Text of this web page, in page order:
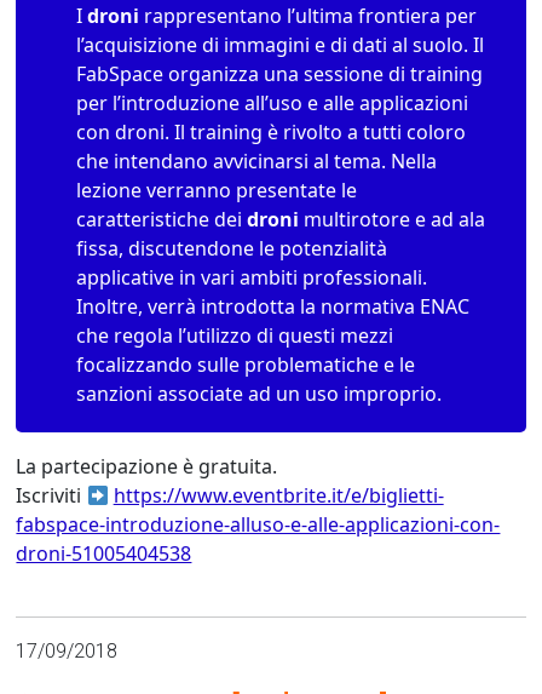
Idroni rappresentano l’ultima frontiera per
l’acquisizione di immagini e di dati al suolo. Il
FabSpace organizza una sessione di training
per l’introduzione all’uso e alle applicazioni
con droni. Il training è rivolto a tutti coloro
che intendano avvicinarsi al tema. Nella
lezione verranno presentate le
caratteristiche deidroni multirotore e ad ala
fissa, discutendone le potenzialità
applicative in vari ambiti professionali.
Inoltre, verrà introdotta la normativa ENAC
che regola l’utilizzo di questi mezzi
focalizzando sulle problematiche e le
sanzioni associate ad un uso improprio.
La partecipazione è gratuita.
Iscriviti
https://www.eventbrite.it/e/biglietti-
fabspace-introduzione-alluso-e-alle-applicazioni-con-
droni-51005404538
17/09/2018